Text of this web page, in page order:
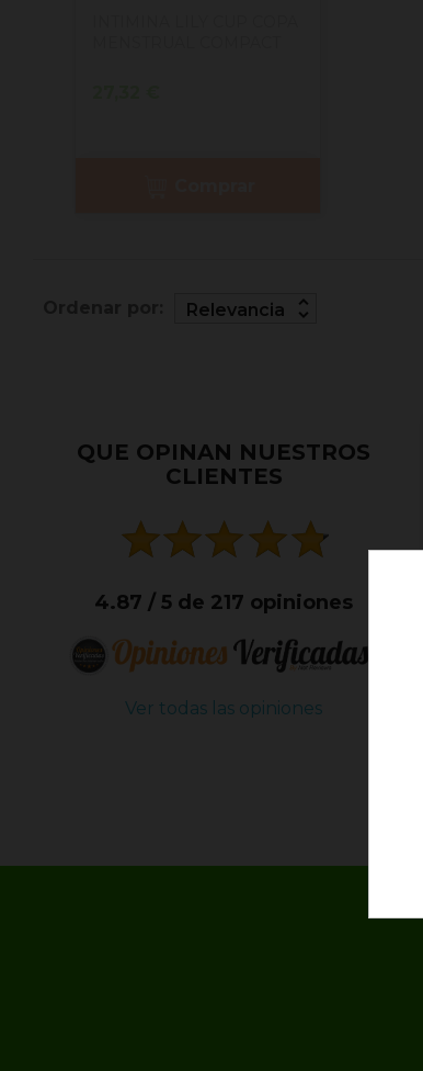
Relevancia unfold_more
QUE OPINAN NUESTROS
CLIENTES
4.87 / 5 de 217 opiniones
Ver todas las opiniones